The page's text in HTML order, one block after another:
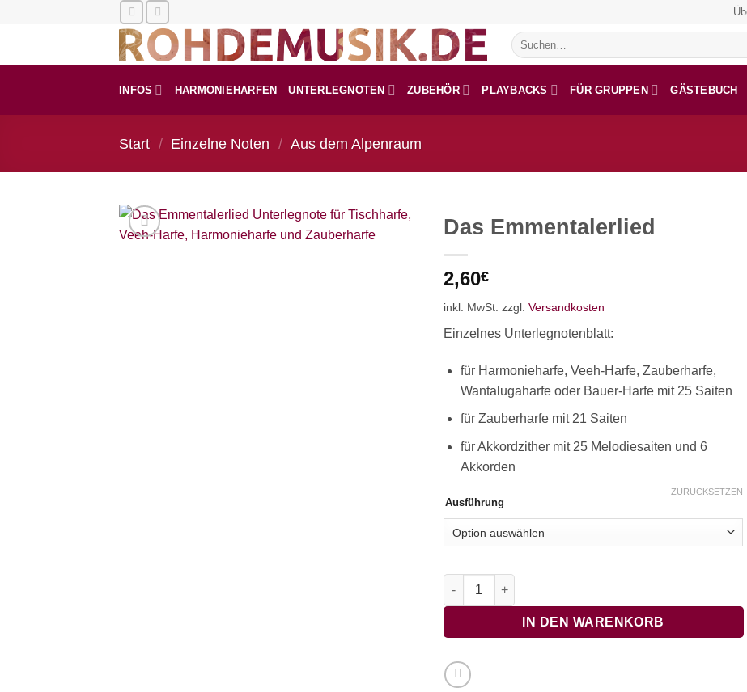
Suchen
nach:
INFOS HARMONIEHARFEN UNTERLEGNOTEN ZUBEHÖR PLAYBACKS FÜR GRUPPEN GÄSTEBUCH
Start / Einzelne Noten / Aus dem Alpenraum
Das Emmentalerlied
2,60€
inkl. MwSt. zzgl. Versandkosten
Einzelnes Unterlegnotenblatt:
für Harmonieharfe, Veeh-Harfe, Zauberharfe,
Wantalugaharfe oder Bauer-Harfe mit 25 Saiten
für Zauberharfe mit 21 Saiten
für Akkordzither mit 25 Melodiesaiten und 6
Akkorden
Ausführung
ZURÜCKSETZEN
Das Emmentalerlied Menge
IN DEN WARENKORB